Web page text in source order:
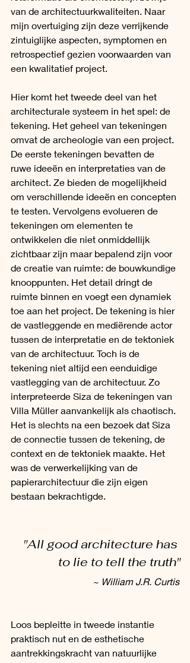
van de architectuurkwaliteiten. Naar
mijn overtuiging zijn deze verrijkende
zintuiglijke aspecten, symptomen en
retrospectief gezien voorwaarden van
een kwalitatief project.
Hier komt het tweede deel van het
architecturale systeem in het spel: de
tekening. Het geheel van tekeningen
omvat de archeologie van een project.
De eerste tekeningen bevatten de
ruwe ideeën en interpretaties van de
architect. Ze bieden de mogelijkheid
om verschillende ideeën en concepten
te testen. Vervolgens evolueren de
tekeningen om elementen te
ontwikkelen die niet onmiddellijk
zichtbaar zijn maar bepalend zijn voor
de creatie van ruimte: de bouwkundige
knooppunten. Het detail dringt de
ruimte binnen en voegt een dynamiek
toe aan het project. De tekening is hier
de vastleggende en mediërende actor
tussen de interpretatie en de tektoniek
van de architectuur. Toch is de
tekening niet altijd een eenduidige
vastlegging van de architectuur. Zo
interpreteerde Siza de tekeningen van
Villa Müller aanvankelijk als chaotisch.
Het is slechts na een bezoek dat Siza
de connectie tussen de tekening, de
context en de tektoniek maakte. Het
was de verwerkelijking van de
papierarchitectuur die zijn eigen
bestaan bekrachtigde.
"All good architecture has
to lie to tell the truth"
~ William J.R. Curtis
Loos bepleitte in tweede instantie
praktisch nut en de esthetische
aantrekkingskracht van natuurlijke